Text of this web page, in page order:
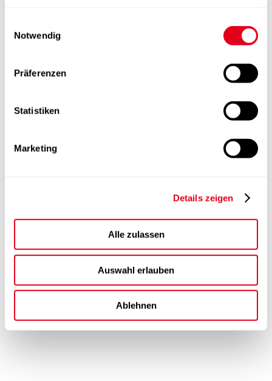
Notwendig
Präferenzen
Statistiken
Marketing
Details zeigen
Alle zulassen
Auswahl erlauben
Ablehnen